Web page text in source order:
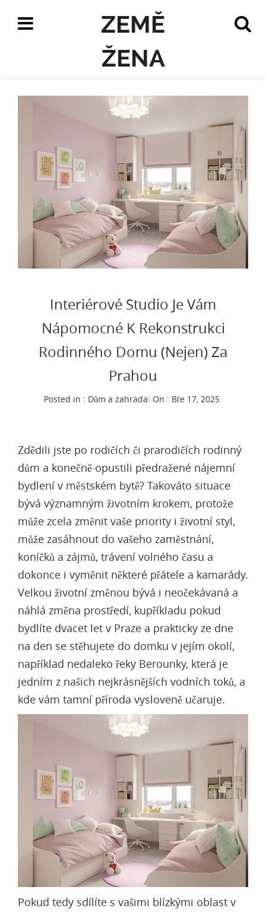
ZEMĚ
ŽENA
Interiérové Studio Je Vám
Nápomocné K Rekonstrukci
Rodinného Domu (nejen) Za
Prahou
Posted in : Dům a zahrada: On : Bře 17, 2025
Zdědili jste po rodičích či prarodičích rodinný
dům a konečně opustili předražené nájemní
bydlení v městském bytě? Takováto situace
bývá významným životním krokem, protože
může zcela změnit vaše priority i životní styl,
může zasáhnout do vašeho zaměstnání,
koníčků a zájmů, trávení volného času a
dokonce i vyměnit některé přátele a kamarády.
Velkou životní změnou bývá i neočekávaná a
náhlá změna prostředí, kupříkladu pokud
bydlíte dvacet let v Praze a prakticky ze dne
na den se stěhujete do domku v jejím okolí,
například nedaleko řeky Berounky, která je
jedním z našich nejkrásnějších vodních toků, a
kde vám tamní příroda vysloveně učaruje.
Pokud tedy sdílíte s vašimi blízkými oblast v